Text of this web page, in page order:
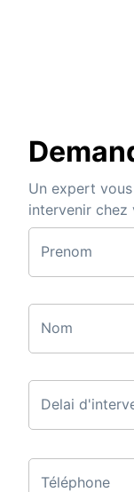
Un expert
intervenir chez
Prenom
Nom
Delai
Téléphone